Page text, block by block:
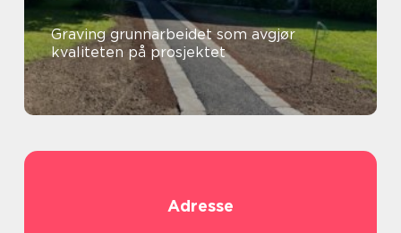
Graving grunnarbeidet som avgjør
kvaliteten på prosjektet
Adresse